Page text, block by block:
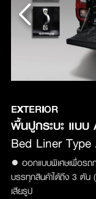
EXTERIOR
Bed Liner Type
● ออกแบบพิเศษเพื่อรถก
บรรทุกสินค้าได้ถึง 3 ตัน
เสียรูป